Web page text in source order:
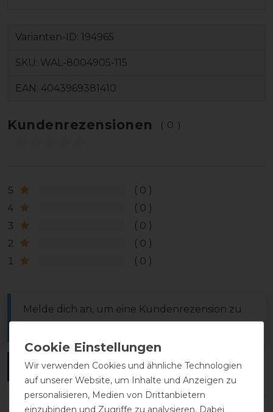
Varianten-ID: 194965
SKU: WAL-8004905-115
EAN: 4043969381410
Kundenrezensionen (0)
5
0
4
0
3
0
2
0
1
0
Melde dich an, um eine Kundenrezension zu
ANMELDEN
Wir verwenden Cookies und ähnliche Technologien
auf unserer Website, um Inhalte und Anzeigen zu
personalisieren, Medien von Drittanbietern
einzubinden und Zugriffe zu analysieren. Dabei